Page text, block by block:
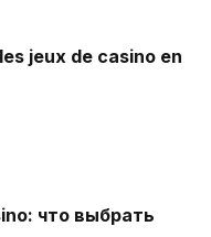
jeux de casino en
что выбрать